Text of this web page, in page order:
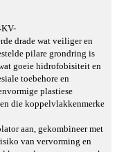
drade wat veiliger en
pilare grondring is
goeie hidrofobisiteit en
toebehore en
plastiese
die koppelvlakkenmerke
aan, gekombineer met
van vervorming en